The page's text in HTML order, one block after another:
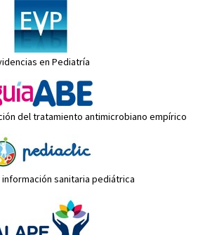
en Pediatría
del tratamiento antimicrobiano empírico
sanitaria pediátrica